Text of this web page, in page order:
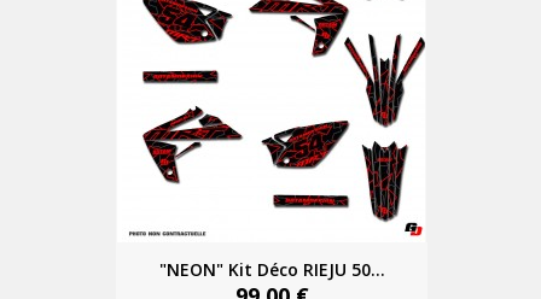
"NEON" Kit Déco RIEJU 50...